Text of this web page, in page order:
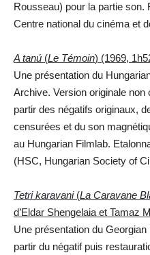
Rousseau) pour la partie son.
Centre national du cinéma et
A tanú (Le Témoin) (1969,
Une présentation du
Archive. Version originale
partir des négatifs originaux,
censurées et du son
au Hungarian Filmlab.
(HSC, Hungarian Society of
Tetri karavani(La Caravane
d’Eldar Shengelaia et Tamaz
Une présentation du
partir du négatif puis